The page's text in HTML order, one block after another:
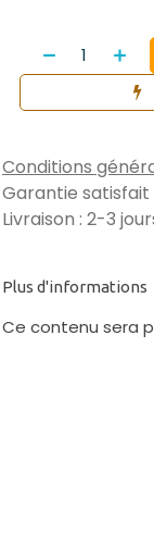
Conditions
Garantie satisfait
Livraison : 2-3
Plus d'informations
Ce contenu sera